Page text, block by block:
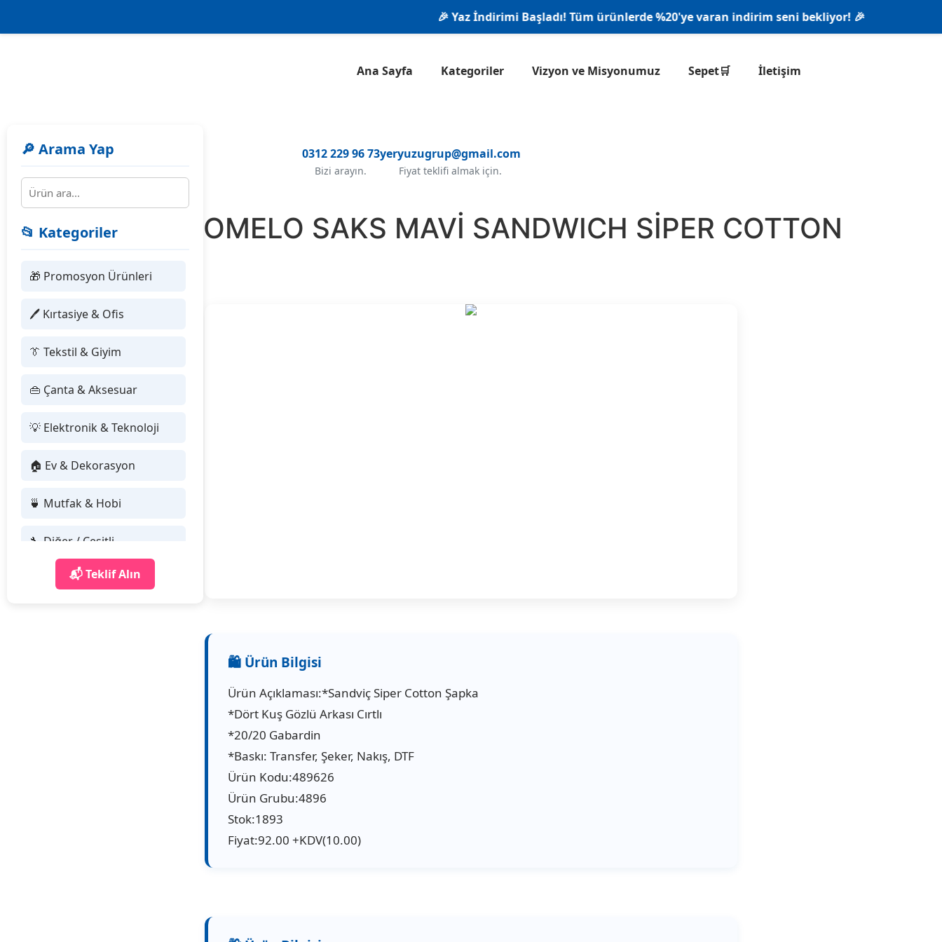
🎉 Yaz İndirimi Başladı! Tüm ürünlerde %20'ye varan indirim seni bekliyor! 🎉
Ana Sayfa Kategoriler Vizyon ve Misyonumuz Sepet🛒 İletişim
0312 229 96 73
Bizi arayın.
yeryuzugrup@gmail.com
Fiyat teklifi almak için.
🔎 Arama Yap
📂 Kategoriler
🎁 Promosyon Ürünleri
🖊 Kırtasiye & Ofis
👔 Tekstil & Giyim
👜 Çanta & Aksesuar
💡 Elektronik & Teknoloji
🏠 Ev & Dekorasyon
🍵 Mutfak & Hobi
🔧 Diğer / Çeşitli
📬 Teklif Alın
489626 POMELO SAKS MAVİ SANDWICH SİPER COTTON
ŞAPKA
Ürün Açıklaması:*Sandviç Siper Cotton Şapka
*Dört Kuş Gözlü Arkası Cırtlı
*20/20 Gabardin
*Baskı: Transfer, Şeker, Nakış, DTF
Ürün Kodu:489626
Ürün Grubu:4896
Stok:1893
Fiyat:92.00 +KDV(10.00)